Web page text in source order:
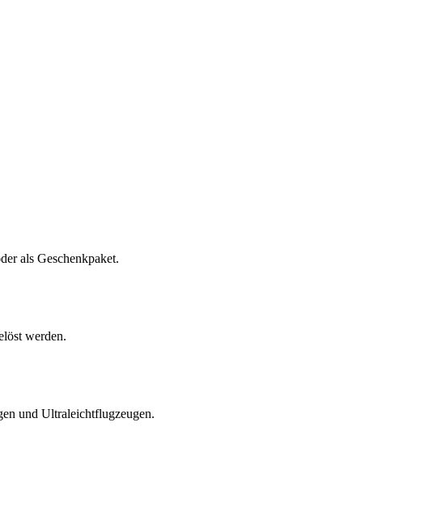
als Geschenkpaket.
werden.
und Ultraleichtflugzeugen.